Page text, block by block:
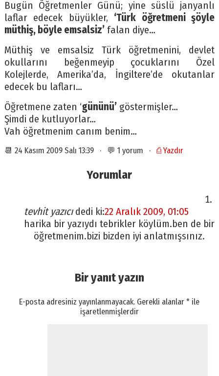
Bugün Öğretmenler Günü; yine süslü janyanlı
laflar edecek büyükler, ‘Türk öğretmeni şöyle
müthiş, böyle emsalsiz’falan diye…
Müthiş ve emsalsiz Türk öğretmenini, devlet
okullarını beğenmeyip çocuklarını Özel
Kolejlerde, Amerika’da, İngiltere’de okutanlar
edecek bu lafları…
Öğretmene zaten ‘gününü’göstermişler…
Şimdi de kutluyorlar…
Vah öğretmenim canım benim…
📆 24 Kasım 2009 Salı 13:39 · 💬 1 yorum · ⎙ Yazdır
Yorumlar
tevhit yazıcı dedi ki:22 Aralık 2009, 01:05
harika bir yazıydı tebrikler köylüm.ben de bir
öğretmenim.bizi bizden iyi anlatmışsınız.
Bir yanıt yazın
E-posta adresiniz yayınlanmayacak. Gerekli alanlar* ile
işaretlenmişlerdir